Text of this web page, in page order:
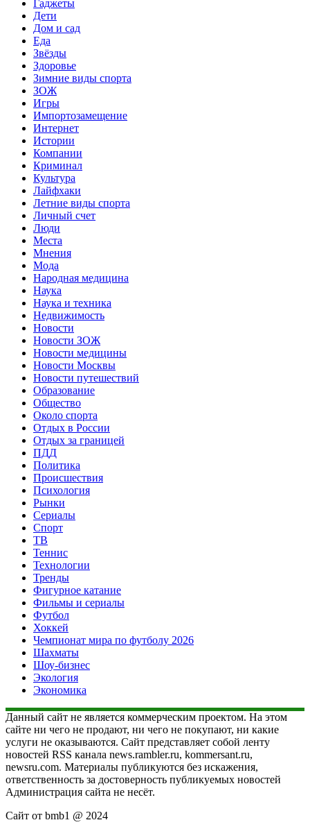
Гаджеты
Дети
Дом и сад
Еда
Звёзды
Здоровье
Зимние виды спорта
ЗОЖ
Игры
Импортозамещение
Интернет
Истории
Компании
Криминал
Культура
Лайфхаки
Летние виды спорта
Личный счет
Люди
Места
Мнения
Мода
Народная медицина
Наука
Наука и техника
Недвижимость
Новости
Новости ЗОЖ
Новости медицины
Новости Москвы
Новости путешествий
Образование
Общество
Около спорта
Отдых в России
Отдых за границей
ПДД
Политика
Происшествия
Психология
Рынки
Сериалы
Спорт
ТВ
Теннис
Технологии
Тренды
Фигурное катание
Фильмы и сериалы
Футбол
Хоккей
Чемпионат мира по футболу 2026
Шахматы
Шоу-бизнес
Экология
Экономика
Данный сайт не является коммерческим проектом. На этом
сайте ни чего не продают, ни чего не покупают, ни какие
услуги не оказываются. Сайт представляет собой ленту
новостей RSS канала news.rambler.ru, kommersant.ru,
newsru.com. Материалы публикуются без искажения,
ответственность за достоверность публикуемых новостей
Администрация сайта не несёт.
Сайт от bmb1 @ 2024